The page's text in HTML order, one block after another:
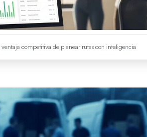
competitiva de planear rutas con inteligencia